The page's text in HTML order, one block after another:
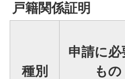
戸籍関係証明
種別
申請に必
もの